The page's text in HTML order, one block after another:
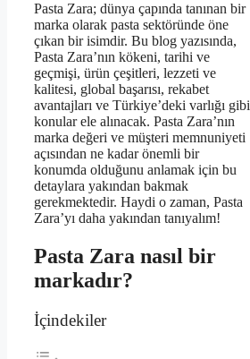
Pasta Zara; dünya çapında tanınan bir
marka olarak pasta sektöründe öne
çıkan bir isimdir. Bu blog yazısında,
Pasta Zara’nın kökeni, tarihi ve
geçmişi, ürün çeşitleri, lezzeti ve
kalitesi, global başarısı, rekabet
avantajları ve Türkiye’deki varlığı gibi
konular ele alınacak. Pasta Zara’nın
marka değeri ve müşteri memnuniyeti
açısından ne kadar önemli bir
konumda olduğunu anlamak için bu
detaylara yakından bakmak
gerekmektedir. Haydi o zaman, Pasta
Zara’yı daha yakından tanıyalım!
Pasta Zara nasıl bir
markadır?
İçindekiler